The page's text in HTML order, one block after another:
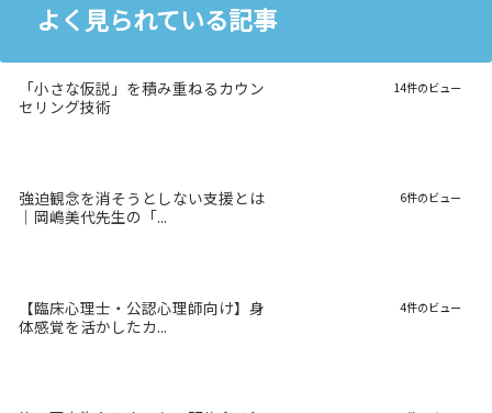
よく見られている記事
「小さな仮説」を積み重ねるカウン
セリング技術
14件のビュー
強迫観念を消そうとしない支援とは
｜岡嶋美代先生の「...
6件のビュー
【臨床心理士・公認心理師向け】身
体感覚を活かしたカ...
4件のビュー